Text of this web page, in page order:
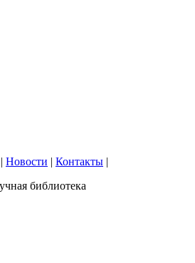
| Новости | Контакты |
библиотека